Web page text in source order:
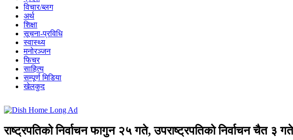
विचार/ब्लग
अर्थ
शिक्षा
सूचना-प्रविधि
स्वास्थ्य
मनोरञ्जन
फिचर
साहित्य
सम्पूर्ण मिडिया
खेलकुद
राष्ट्रपतिको निर्वाचन फागुन २५ गते, उपराष्ट्रपतिको निर्वाचन चैत ३ गते